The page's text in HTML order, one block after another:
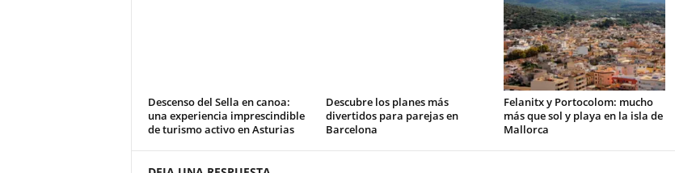
Descenso del Sella en canoa:
una experiencia imprescindible
de turismo activo en Asturias
Descubre los planes más
divertidos para parejas en
Barcelona
Felanitx y Portocolom: mucho
más que sol y playa en la isla de
Mallorca